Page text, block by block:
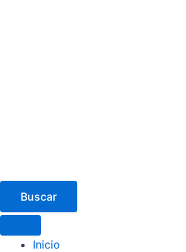
Buscar
Inicio